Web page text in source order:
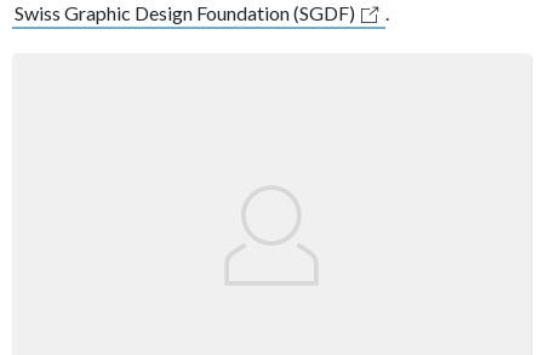
Swiss Graphic Design Foundation (SGDF)
.